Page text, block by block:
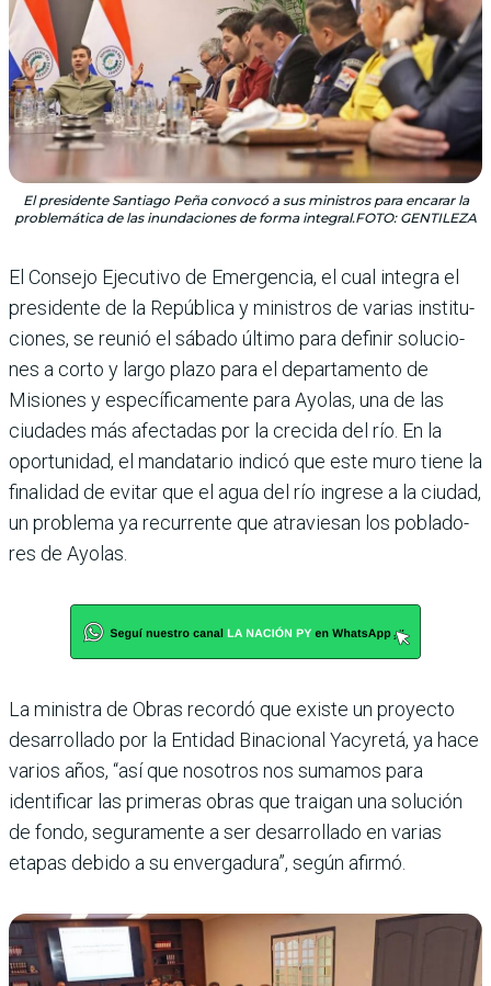
El presidente Santiago Peña convocó a sus ministros para encarar la
problemática de las inundaciones de forma integral.FOTO: GENTILEZA
El Consejo Ejecutivo de Emergencia, el cual integra el
presidente de la República y ministros de varias institu­
ciones, se reunió el sábado último para definir solucio­
nes a corto y largo plazo para el departamento de
Misio­nes y específicamente para Ayolas, una de las
ciudades más afectadas por la cre­cida del río. En la
oportu­nidad, el mandatario indicó que este muro tiene la
fina­lidad de evitar que el agua del río ingrese a la ciudad,
un problema ya recurrente que atraviesan los poblado­
res de Ayolas.
La ministra de Obras recordó que existe un pro­yecto
desarrollado por la Entidad Binacional Yacyretá, ya hace
varios años, “así que nosotros nos sumamos para
identificar las primeras obras que trai­gan una solución
de fondo, seguramente a ser desarro­llado en varias
etapas debido a su envergadura”, según afirmó.